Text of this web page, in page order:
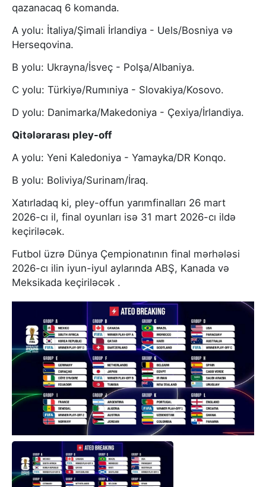
qazanacaq 6 komanda.
A yolu: İtaliya/Şimali İrlandiya - Uels/Bosniya və
Herseqovina.
B yolu: Ukrayna/İsveç - Polşa/Albaniya.
C yolu: Türkiyə/Rumıniya - Slovakiya/Kosovo.
D yolu: Danimarka/Makedoniya - Çexiya/İrlandiya.
Qitələrarası pley-off
A yolu: Yeni Kaledoniya - Yamayka/DR Konqo.
B yolu: Boliviya/Surinam/İraq.
Xatırladaq ki, pley-offun yarımfinalları 26 mart
2026-cı il, final oyunları isə 31 mart 2026-cı ildə
keçiriləcək.
Futbol üzrə Dünya Çempionatının final mərhələsi
2026-cı ilin iyun-iyul aylarında ABŞ, Kanada və
Meksikada keçiriləcək .